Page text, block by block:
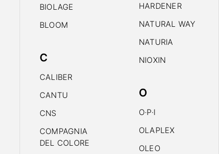
BIOLAGE
BLOOM
C
CALIBER
CANTU
CNS
COMPAGNIA
DEL COLORE
HARDENER
NATURAL WAY
NATURIA
NIOXIN
O
O·P·I
OLAPLEX
OLEO